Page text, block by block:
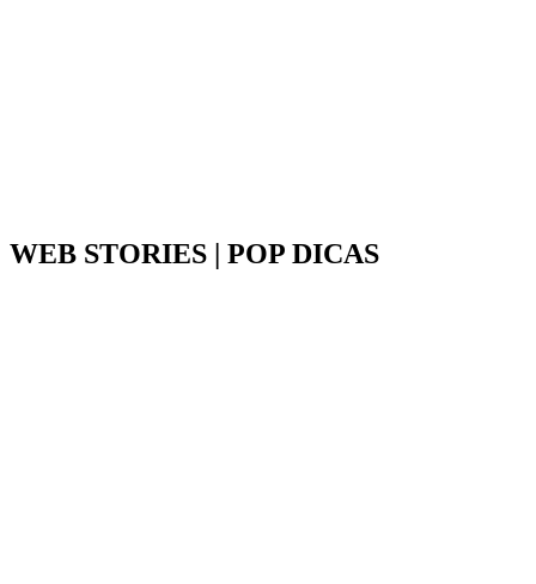
WEB STORIES | POP DICAS